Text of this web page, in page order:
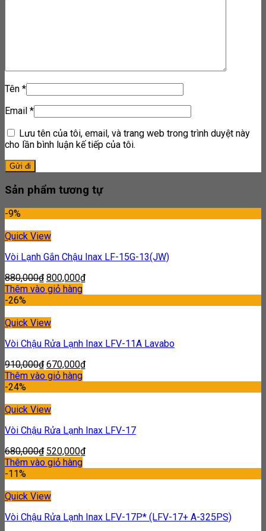
Tên *
Email *
Lưu tên của tôi, email, và trang web trong trình duyệt này
cho lần bình luận kế tiếp của tôi.
Sản phẩm tương tự
-9%
Quick View
Vòi Lạnh Gắn Chậu Inax LF-15G-13(JW)
880,000₫ 800,000₫
Thêm vào giỏ hàng
-26%
Quick View
Vòi Chậu Rửa Lạnh Inax LFV-11A Lavabo
910,000₫ 670,000₫
Thêm vào giỏ hàng
-24%
Quick View
Vòi Chậu Rửa Lạnh Inax LFV-17
680,000₫ 520,000₫
Thêm vào giỏ hàng
-11%
Quick View
Vòi Chậu Rửa Lạnh Inax LFV-17P* (LFV-17+ A-325PS)